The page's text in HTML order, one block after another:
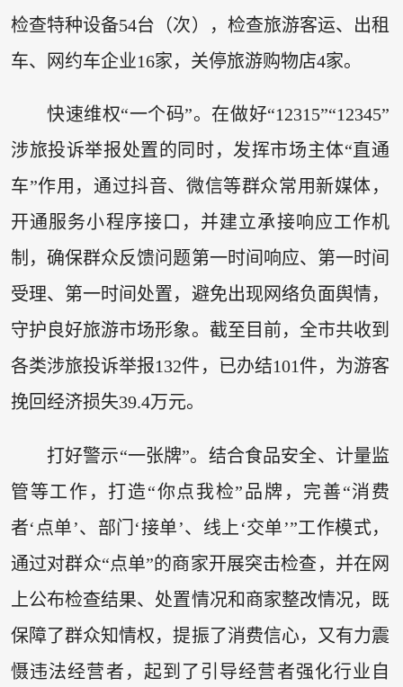
检查特种设备54台（次），检查旅游客运、出租
车、网约车企业16家，关停旅游购物店4家。
快速维权“一个码”。在做好“12315”“12345”
涉旅投诉举报处置的同时，发挥市场主体“直通
车”作用，通过抖音、微信等群众常用新媒体，
开通服务小程序接口，并建立承接响应工作机
制，确保群众反馈问题第一时间响应、第一时间
受理、第一时间处置，避免出现网络负面舆情，
守护良好旅游市场形象。截至目前，全市共收到
各类涉旅投诉举报132件，已办结101件，为游客
挽回经济损失39.4万元。
打好警示“一张牌”。结合食品安全、计量监
管等工作，打造“你点我检”品牌，完善“消费
者‘点单’、部门‘接单’、线上‘交单’”工作模式，
通过对群众“点单”的商家开展突击检查，并在网
上公布检查结果、处置情况和商家整改情况，既
保障了群众知情权，提振了消费信心，又有力震
慑违法经营者，起到了引导经营者强化行业自